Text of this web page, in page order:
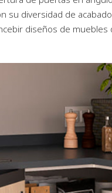
su diversidad de
diseños de muebles